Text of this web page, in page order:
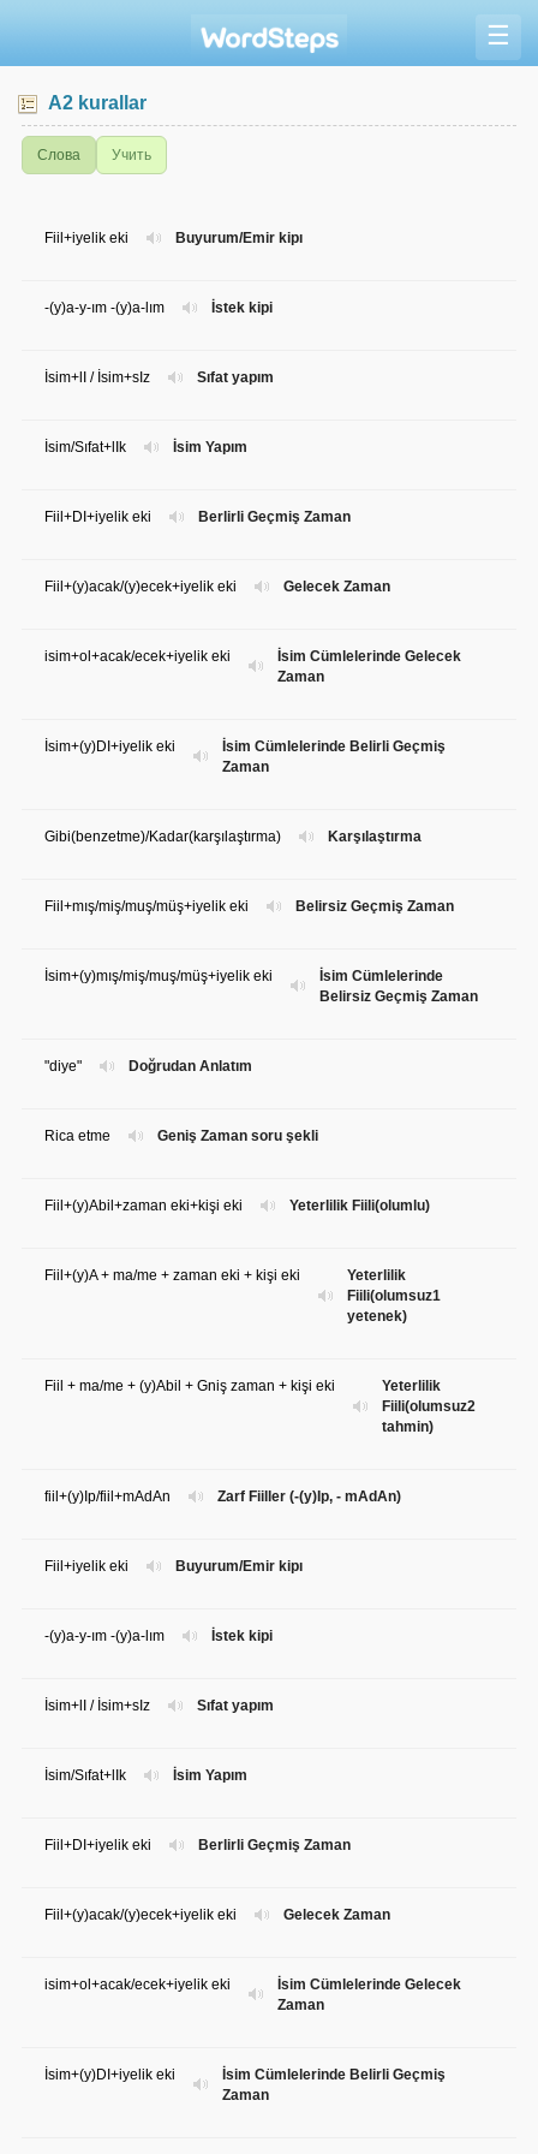
☰
A2 kurallar
Слова Учить
Buyurum/Emir kipı
Fiil+iyelik eki
İstek kipi
-(y)a-y-ım -(y)a-lım
Sıfat yapım
İsim+lI / İsim+sIz
İsim Yapım
İsim/Sıfat+lIk
Berlirli Geçmiş Zaman
Fiil+DI+iyelik eki
Gelecek Zaman
Fiil+(y)acak/(y)ecek+iyelik eki
İsim Cümlelerinde Gelecek
Zaman
isim+ol+acak/ecek+iyelik eki
İsim Cümlelerinde Belirli Geçmiş
Zaman
İsim+(y)DI+iyelik eki
Karşılaştırma
Gibi(benzetme)/Kadar(karşılaştırma)
Belirsiz Geçmiş Zaman
Fiil+mış/miş/muş/müş+iyelik eki
İsim Cümlelerinde
Belirsiz Geçmiş Zaman
İsim+(y)mış/miş/muş/müş+iyelik eki
Doğrudan Anlatım
"diye"
Geniş Zaman soru şekli
Rica etme
Yeterlilik Fiili(olumlu)
Fiil+(y)Abil+zaman eki+kişi eki
Yeterlilik
Fiili(olumsuz1
yetenek)
Fiil+(y)A + ma/me + zaman eki + kişi eki
Yeterlilik
Fiili(olumsuz2
tahmin)
Fiil + ma/me + (y)Abil + Gniş zaman + kişi eki
Zarf Fiiller (-(y)Ip, - mAdAn)
fiil+(y)Ip/fiil+mAdAn
Buyurum/Emir kipı
Fiil+iyelik eki
İstek kipi
-(y)a-y-ım -(y)a-lım
Sıfat yapım
İsim+lI / İsim+sIz
İsim Yapım
İsim/Sıfat+lIk
Berlirli Geçmiş Zaman
Fiil+DI+iyelik eki
Gelecek Zaman
Fiil+(y)acak/(y)ecek+iyelik eki
İsim Cümlelerinde Gelecek
Zaman
isim+ol+acak/ecek+iyelik eki
İsim Cümlelerinde Belirli Geçmiş
Zaman
İsim+(y)DI+iyelik eki